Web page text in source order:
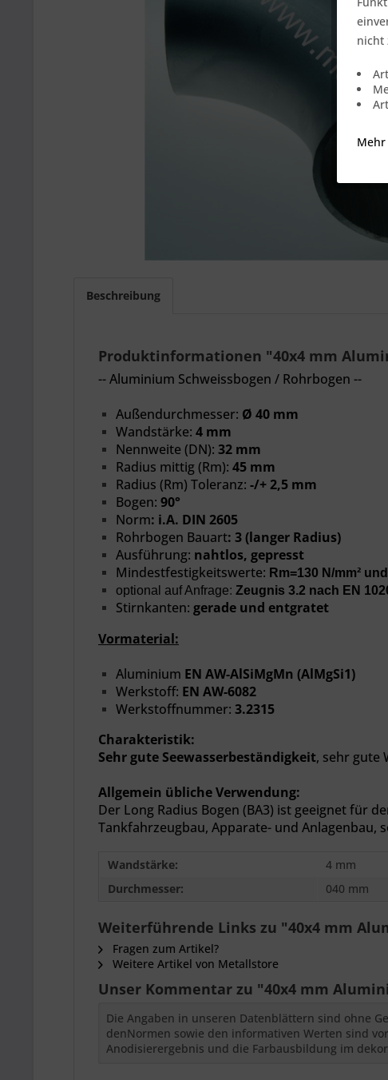
Beschreibung
Produktinformationen "40x4 mm
-- Aluminium Schweissbogen / Rohrbogen --
Außendurchmesser: Ø 40 mm
Wandstärke: 4 mm
Nennweite (DN): 32 mm
Radius mittig (Rm): 45 mm
Radius (Rm) Toleranz: -/+ 2,5 mm
Bogen: 90°
Norm: i.A. DIN 2605
Rohrbogen Bauart: 3 (langer Radius)
Ausführung: nahtlos, gepresst
Mindestfestigkeitswerte: Rm=130 N/mm²
optional auf Anfrage: Zeugnis 3.2 nach EN
Stirnkanten: gerade und entgratet
Vormaterial:
Aluminium EN AW-AlSiMgMn (AlMgSi1)
Werkstoff: EN AW-6082
Werkstoffnummer: 3.2315
Charakteristik:
Sehr gute Seewasserbeständigkeit, sehr gute
Allgemein übliche Verwendung:
Der Long Radius Bogen (BA3) ist geeignet für
Tankfahrzeugbau, Apparate- und Anlagenbau,
Wandstärke:
4 mm
Durchmesser:
040 mm
Weiterführende Links zu "40x4 mm
Fragen zum Artikel?
Weitere Artikel von Metallstore
Unser Kommentar zu "40x4 mm
Die Angaben in unseren Datenblättern sind ohne
denNormen sowie den informativen Werten sind
Anodisierergebnis und die Farbausbildung im
nicht